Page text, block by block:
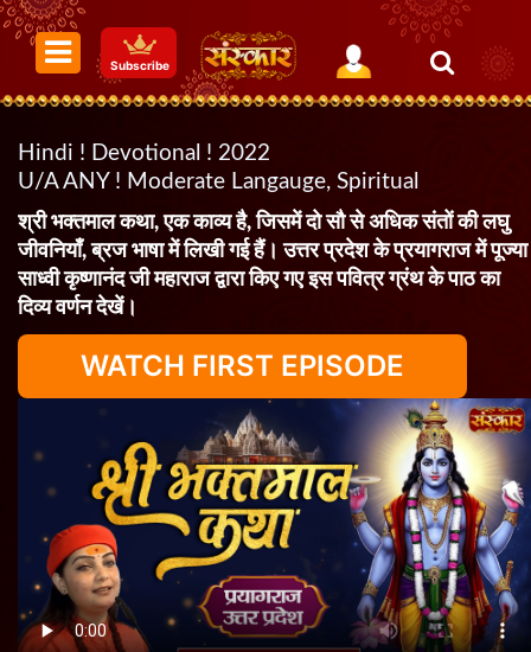
Subscribe
Hindi ! Devotional ! 2022
U/A ANY ! Moderate Langauge, Spiritual
श्री भक्तमाल कथा, एक काव्य है, जिसमें दो सौ से अधिक संतों की लघु
जीवनियाँ, ब्रज भाषा में लिखी गई हैं। उत्तर प्रदेश के प्रयागराज में पूज्या
साध्वी कृष्णानंद जी महाराज द्वारा किए गए इस पवित्र ग्रंथ के पाठ का
दिव्य वर्णन देखें।
WATCH FIRST EPISODE